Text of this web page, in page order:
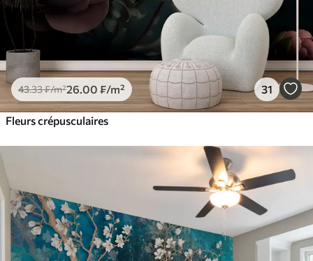
43.33₣/m²26 .00 ₣/m² 31
Fleurs crépusculaires